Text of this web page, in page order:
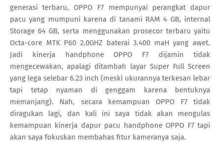
generasi terbaru, OPPO F7 mempunyai perangkat dapur
pacu yang mumpuni karena di tanami RAM 4 GB, internal
Storage 64 GB, serta menggunakan prosecor terbaru yaitu
Octa-core MTK P60 2.0GHZ baterai 3.400 maH yang awet.
Jadi kinerja handphone OPPO F7 dijamin tidak
mengecewakan, apalagi ditambah layar Super Full Screen
yang lega selebar 6.23 inch (meski ukurannya terkesan lebar
tapi tetap nyaman di genggam karena bentuknya
memanjang). Nah, secara kemampuan OPPO F7 tidak
diragukan lagi, dan kali ini saya tidak akan mengulas
kemampuan kinerja dapur pacu handphone OPPO F7 tapi
akan saya fokuskan membahas fitur kameranya saja.